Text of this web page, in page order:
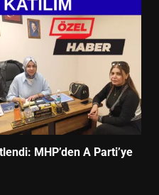
MHP’den A Parti’ye